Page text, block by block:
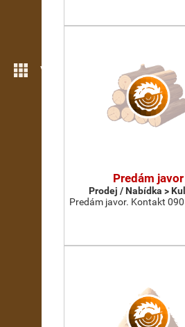
Více možností
Predám javor
Prodej / Nabídka >
Predám javor. Kontakt